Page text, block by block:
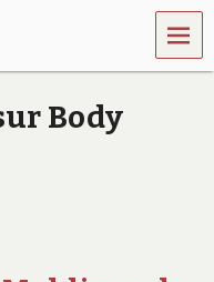
MEN
U
Body